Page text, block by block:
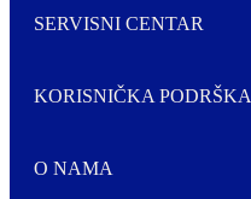
SERVISNI CENTAR
KORISNIČKA PODRŠKA
O NAMA